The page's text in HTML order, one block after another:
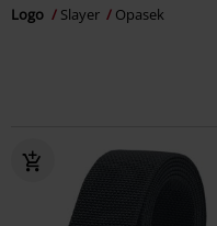
Logo Slayer Opasek